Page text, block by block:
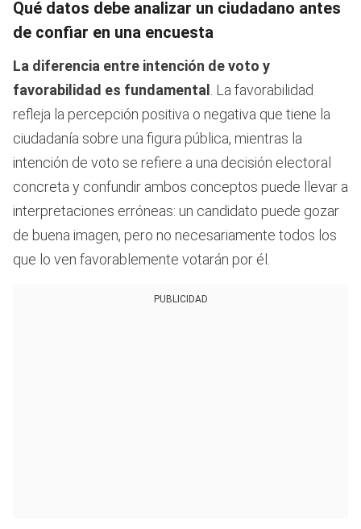
Qué datos debe analizar un ciudadano antes
de confiar en una encuesta
La diferencia entre intención de voto y
favorabilidad es fundamental . La favorabilidad
refleja la percepción positiva o negativa que tiene la
ciudadanía sobre una figura pública, mientras la
intención de voto se refiere a una decisión electoral
concreta y confundir ambos conceptos puede llevar a
interpretaciones erróneas: un candidato puede gozar
de buena imagen, pero no necesariamente todos los
que lo ven favorablemente votarán por él.
PUBLICIDAD